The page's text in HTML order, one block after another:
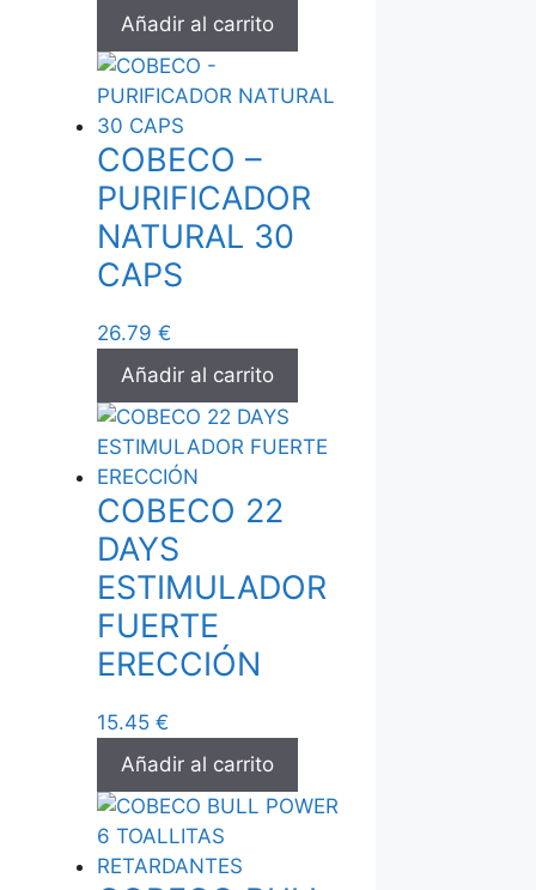
Añadir al carrito
COBECO –
PURIFICADOR
NATURAL 30
CAPS
26.79 €
Añadir al carrito
COBECO 22
DAYS
ESTIMULADOR
FUERTE
ERECCIÓN
15.45 €
Añadir al carrito